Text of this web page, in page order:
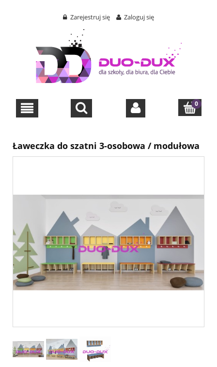
Zarejestruj się Zaloguj się
Ławeczka do szatni 3-osobowa / modułowa